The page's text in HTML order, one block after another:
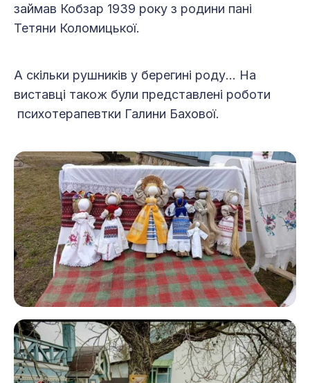
займав Кобзар 1939 року з родини пані
Тетяни Коломицької.
А скільки рушників у берегині роду… На
виставці також були представлені роботи
психотерапевтки Галини Бахової.